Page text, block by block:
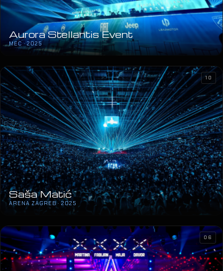
Aurora Stellantis Event
MEC · 2025
Saša Matić
ARENA ZAGREB · 2025
10
06